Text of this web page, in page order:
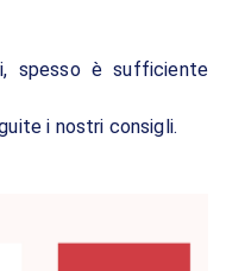
spesso è sufficiente
i nostri consigli.